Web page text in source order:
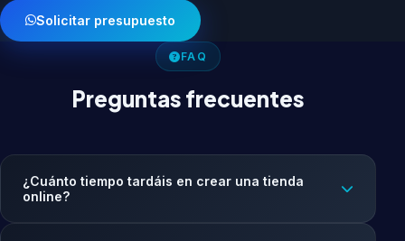
Solicitar presupuesto
FAQ
Preguntas frecuentes
¿Cuánto tiempo tardáis en crear una tienda
online?